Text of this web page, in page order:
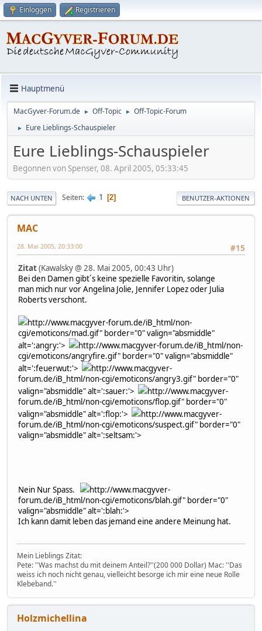
Einloggen Registrieren
Hauptmenü
MacGyver-Forum.de ► Off-Topic ► Off-Topic-Forum
► Eure Lieblings-Schauspieler
Eure Lieblings-Schauspieler
Begonnen von Spenser, 08. April 2005, 05:33:45
NACH UNTEN Seiten 1 2 BENUTZER-AKTIONEN
MAC
#15
28. Mai 2005, 20:33:00
Zitat(Kawalsky @ 28. Mai 2005, 00:43 Uhr)
Bei den Damen gibt´s keine spezielle Favoritin, solange
man mich nur vor Angelina Jolie, Jennifer Lopez oder Julia
Roberts verschont.
http://www.macgyver-forum.de/iB_html/non-
cgi/emoticons/mad.gif" border="0" valign="absmiddle"
alt=':angry:'>
http://www.macgyver-forum.de/iB_html/non-
cgi/emoticons/angryfire.gif" border="0" valign="absmiddle"
alt=':feuerwut:'>
http://www.macgyver-
forum.de/iB_html/non-cgi/emoticons/angry3.gif" border="0"
valign="absmiddle" alt=':sauer:'>
http://www.macgyver-
forum.de/iB_html/non-cgi/emoticons/flop.gif" border="0"
valign="absmiddle" alt=':flop:'>
http://www.macgyver-
forum.de/iB_html/non-cgi/emoticons/suspect.gif" border="0"
valign="absmiddle" alt=':seltsam:'>
Nein Nur Spass.
http://www.macgyver-
forum.de/iB_html/non-cgi/emoticons/blah.gif" border="0"
valign="absmiddle" alt=':blah:'>
Ich kann damit leben das jemand eine andere Meinung hat.
Mein Lieblings Zitat:
Pete: ''Was machst du mit deinem Anteil?''(200 000 Dollar) Mac: ''Das
weiss ich noch nicht genau, vielleicht besorge ich mir eine neue Rolle
Klebeband.''
Holzmichellina